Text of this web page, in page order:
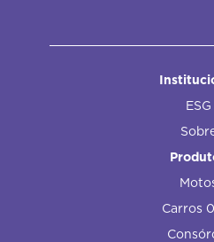
ESG
Carros